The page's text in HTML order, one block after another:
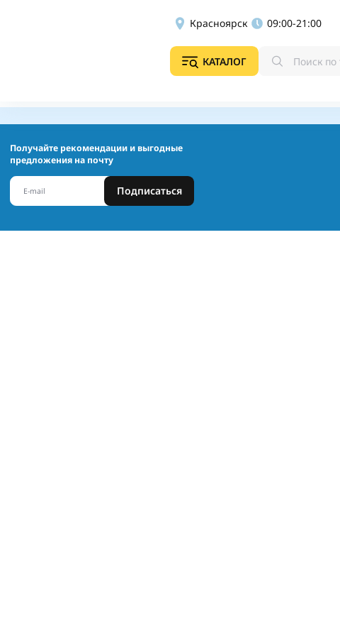
Красноярск 09:00-21:00
КАТАЛОГ
Получайте рекомендации и выгодные
предложения на почту
Подписаться